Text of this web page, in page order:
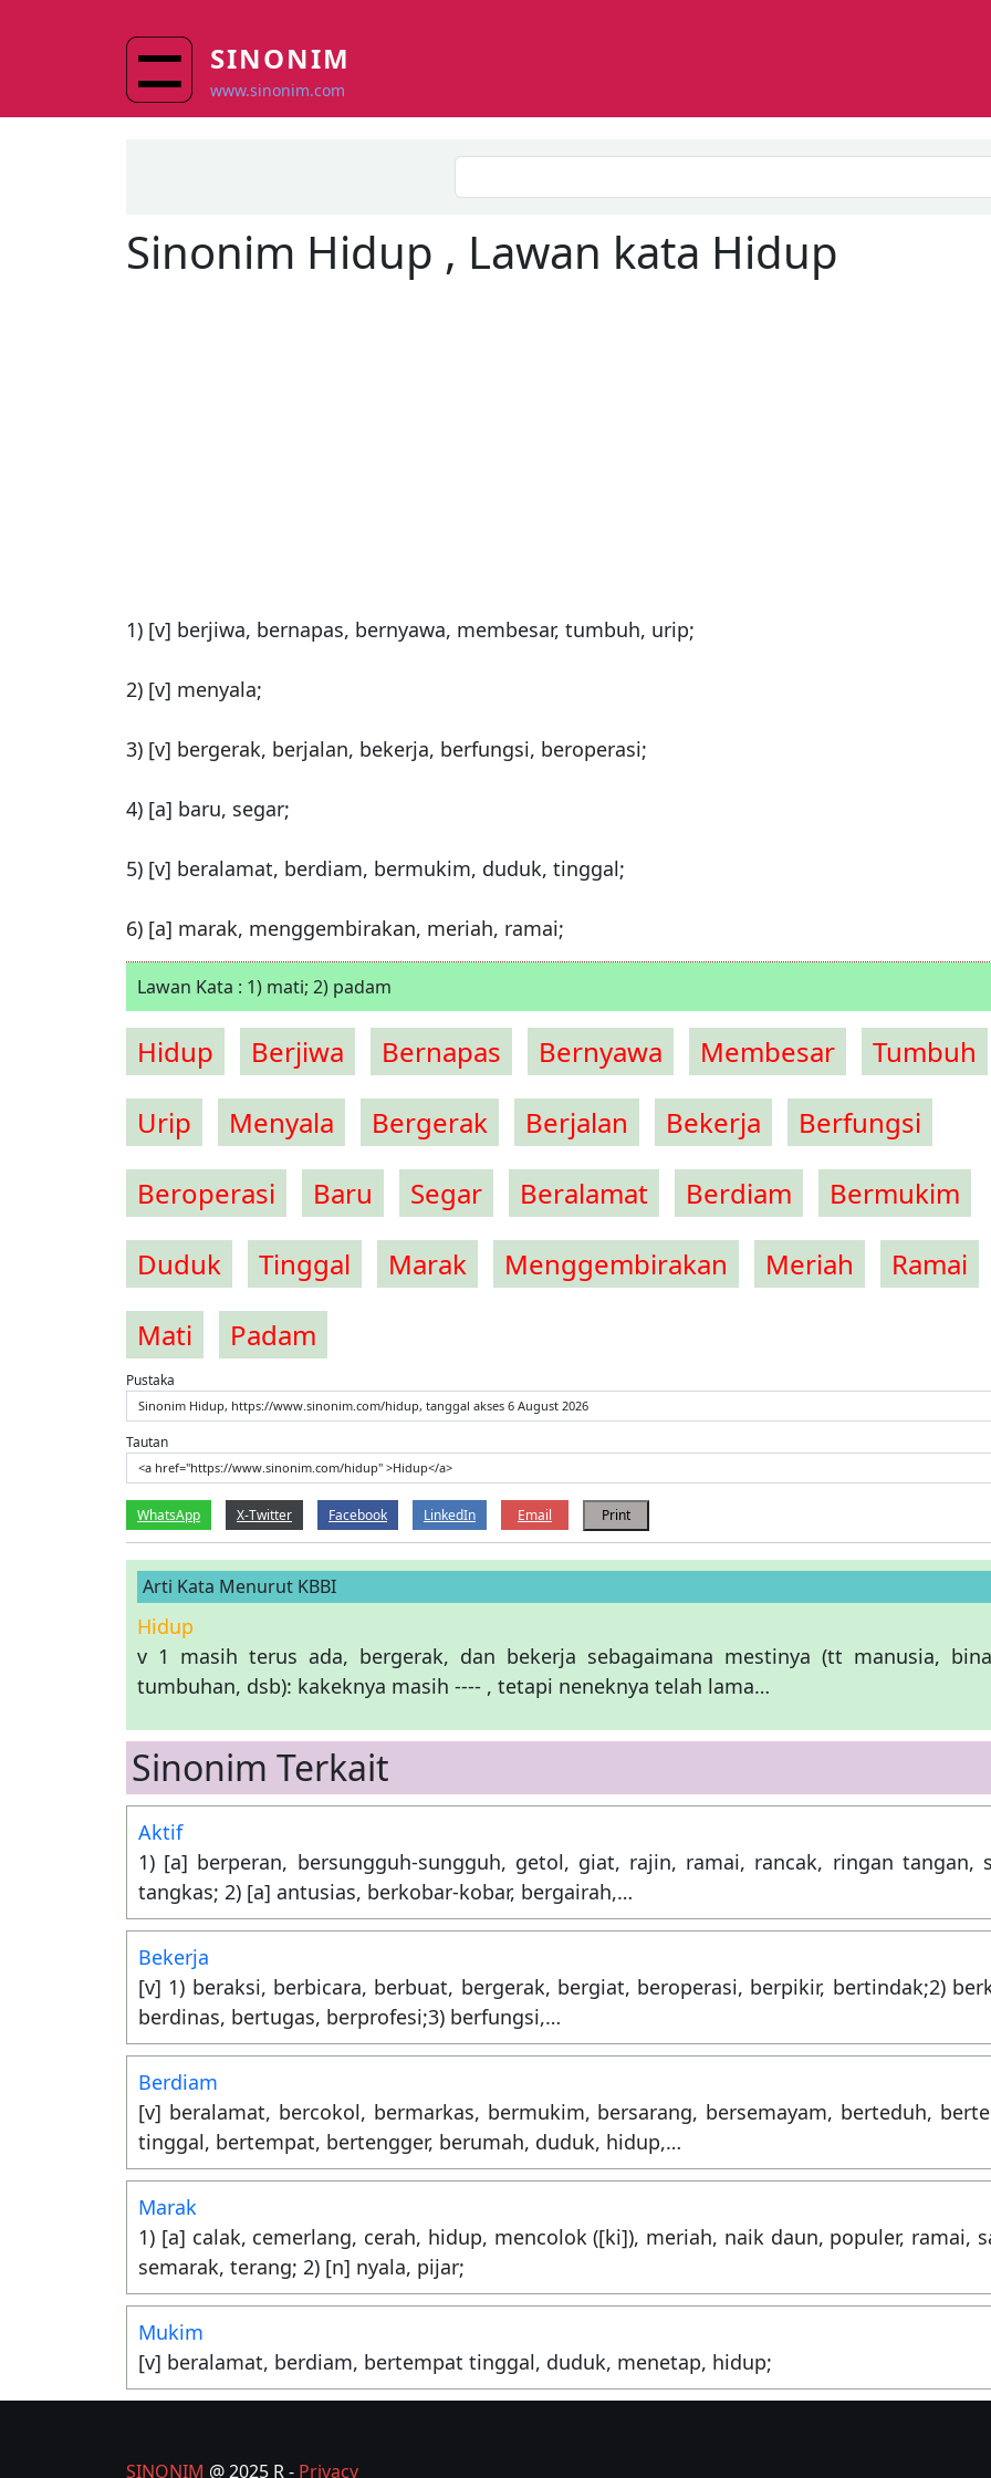
SINONIM
www.sinonim.com
Sinonim Hidup , Lawan kata Hidup
1) [v] berjiwa, bernapas, bernyawa, membesar, tumbuh, urip;
2) [v] menyala;
3) [v] bergerak, berjalan, bekerja, berfungsi, beroperasi;
4) [a] baru, segar;
5) [v] beralamat, berdiam, bermukim, duduk, tinggal;
6) [a] marak, menggembirakan, meriah, ramai;
Lawan Kata : 1) mati; 2) padam
Hidup Berjiwa Bernapas Bernyawa Membesar
Tumbuh
Urip
Menyala Bergerak Berjalan Bekerja
Berfungsi
Beroperasi
Baru Segar Beralamat Berdiam
Bermukim
Duduk
Tinggal Marak Menggembirakan Meriah
Ramai
Mati
Padam
Pustaka
Sinonim Hidup, https://www.sinonim.com/hidup, tanggal akses 6 August 2026
Tautan
<a href="https://www.sinonim.com/hidup" >Hidup</a>
WhatsApp X-Twitter Facebook LinkedIn Email Print
Arti Kata Menurut KBBI
Hidup
v 1 masih terus ada, bergerak, dan bekerja sebagaimana mestinya (tt manusia,
tumbuhan, dsb): kakeknya masih ---- , tetapi neneknya telah lama…
Sinonim Terkait
Aktif
1) [a] berperan, bersungguh-sungguh, getol, giat, rajin, ramai, rancak, ringan tangan,
tangkas; 2) [a] antusias, berkobar-kobar, bergairah,…
Bekerja
[v] 1) beraksi, berbicara, berbuat, bergerak, bergiat, beroperasi, berpikir, bertindak;2)
berdinas, bertugas, berprofesi;3) berfungsi,…
Berdiam
[v] beralamat, bercokol, bermarkas, bermukim, bersarang, bersemayam, berteduh,
tinggal, bertempat, bertengger, berumah, duduk, hidup,…
Marak
1) [a] calak, cemerlang, cerah, hidup, mencolok ([ki]), meriah, naik daun, populer, ramai,
semarak, terang; 2) [n] nyala, pijar;
Mukim
[v] beralamat, berdiam, bertempat tinggal, duduk, menetap, hidup;
SINONIM @ 2025 R - Privacy